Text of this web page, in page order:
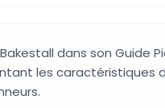
dans son Guide
les caractéristiques